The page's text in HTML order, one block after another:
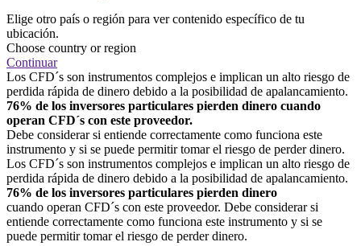
Elige otro país o región para ver contenido específico de tu
ubicación.
Choose country or region
Continuar
Los CFD´s son instrumentos complejos e implican un alto riesgo de
perdida rápida de dinero debido a la posibilidad de apalancamiento.
76% de los inversores particulares pierden dinero cuando
operan CFD´s con este proveedor.
Debe considerar si entiende correctamente como funciona este
instrumento y si se puede permitir tomar el riesgo de perder dinero.
Los CFD´s son instrumentos complejos e implican un alto riesgo de
perdida rápida de dinero debido a la posibilidad de apalancamiento.
76% de los inversores particulares pierden dinero
cuando operan CFD´s con este proveedor. Debe considerar si
entiende correctamente como funciona este instrumento y si se
puede permitir tomar el riesgo de perder dinero.